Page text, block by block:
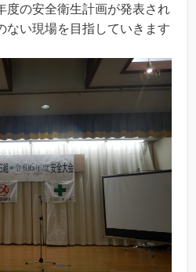
度の安全衛生計画が発表され
ない現場を目指していきます